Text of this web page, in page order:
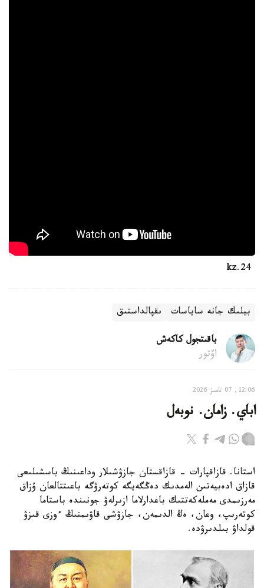
بيلىك جانە ساياسات ىقپالداستىق
باقىتجول كاكەش
اۆتور
12:06, 07 تامىز 2026
اباي. زامان. نوبەل
استانا. قازاقپارات - قازاقستان جازۋشىلار وداعىنىڭ باسشىلىعى
قازاق ادەبيەتىن الەمدىك دەڭگەيگە كوتەرۋگە باعىتتالعان ۇزاق
مەرزىمدى مەملەكەتتىك باعدارلاما ازىرلەۋ جونىندە باستاما
كوتەرىپ، وعان، ەڭ الدىمەن، جازۋشى قاۋىمنىڭ ءوزى قىزۋ
قولداۋ بىلدىرۋدە.